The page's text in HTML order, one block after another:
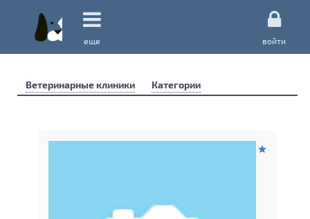
еще войти
Ветеринарные клиники Категории